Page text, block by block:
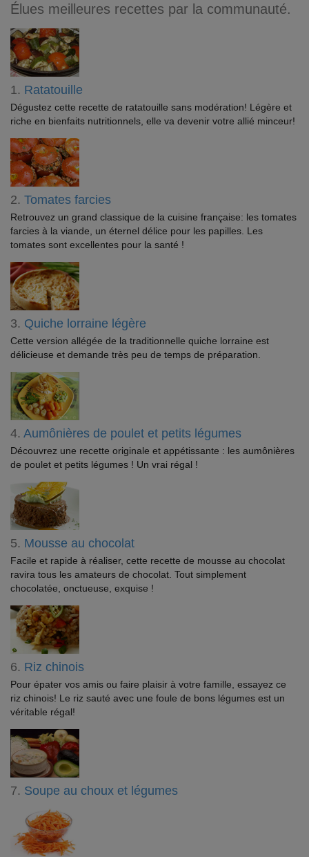
Élues meilleures recettes par la communauté.
1. Ratatouille
Dégustez cette recette de ratatouille sans modération! Légère et
riche en bienfaits nutritionnels, elle va devenir votre allié minceur!
2. Tomates farcies
Retrouvez un grand classique de la cuisine française: les tomates
farcies à la viande, un éternel délice pour les papilles. Les
tomates sont excellentes pour la santé !
3. Quiche lorraine légère
Cette version allégée de la traditionnelle quiche lorraine est
délicieuse et demande très peu de temps de préparation.
4. Aumônières de poulet et petits légumes
Découvrez une recette originale et appétissante : les aumônières
de poulet et petits légumes ! Un vrai régal !
5. Mousse au chocolat
Facile et rapide à réaliser, cette recette de mousse au chocolat
ravira tous les amateurs de chocolat. Tout simplement
chocolatée, onctueuse, exquise !
6. Riz chinois
Pour épater vos amis ou faire plaisir à votre famille, essayez ce
riz chinois! Le riz sauté avec une foule de bons légumes est un
véritable régal!
7. Soupe au choux et légumes